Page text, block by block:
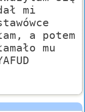
mi
a potem
mu